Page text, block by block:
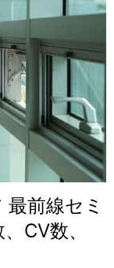
最前線セミ
CV数、